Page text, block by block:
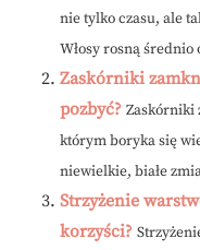
nie tylko czasu, ale
Włosy rosną
Zaskórniki
pozbyć? Zaskórniki
którym boryka się
niewielkie, białe
Strzyżenie
korzyści?